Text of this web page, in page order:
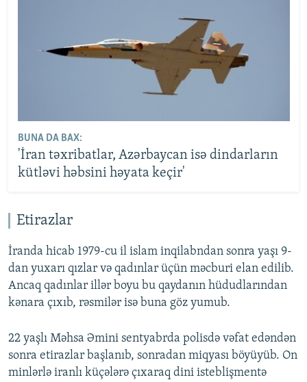
BUNA DA BAX:
'İran təxribatlar, Azərbaycan isə dindarların
kütləvi həbsini həyata keçir'
Etirazlar
İranda hicab 1979-cu il islam inqilabndan sonra yaşı 9-
dan yuxarı qızlar və qadınlar üçün məcburi elan edilib.
Ancaq qadınlar illər boyu bu qaydanın hüdudlarından
kənara çıxıb, rəsmilər isə buna göz yumub.
22 yaşlı Məhsa Əmini sentyabrda polisdə vəfat edəndən
sonra etirazlar başlanıb, sonradan miqyası böyüyüb. On
minlərlə iranlı küçələrə çıxaraq dini isteblişmentə